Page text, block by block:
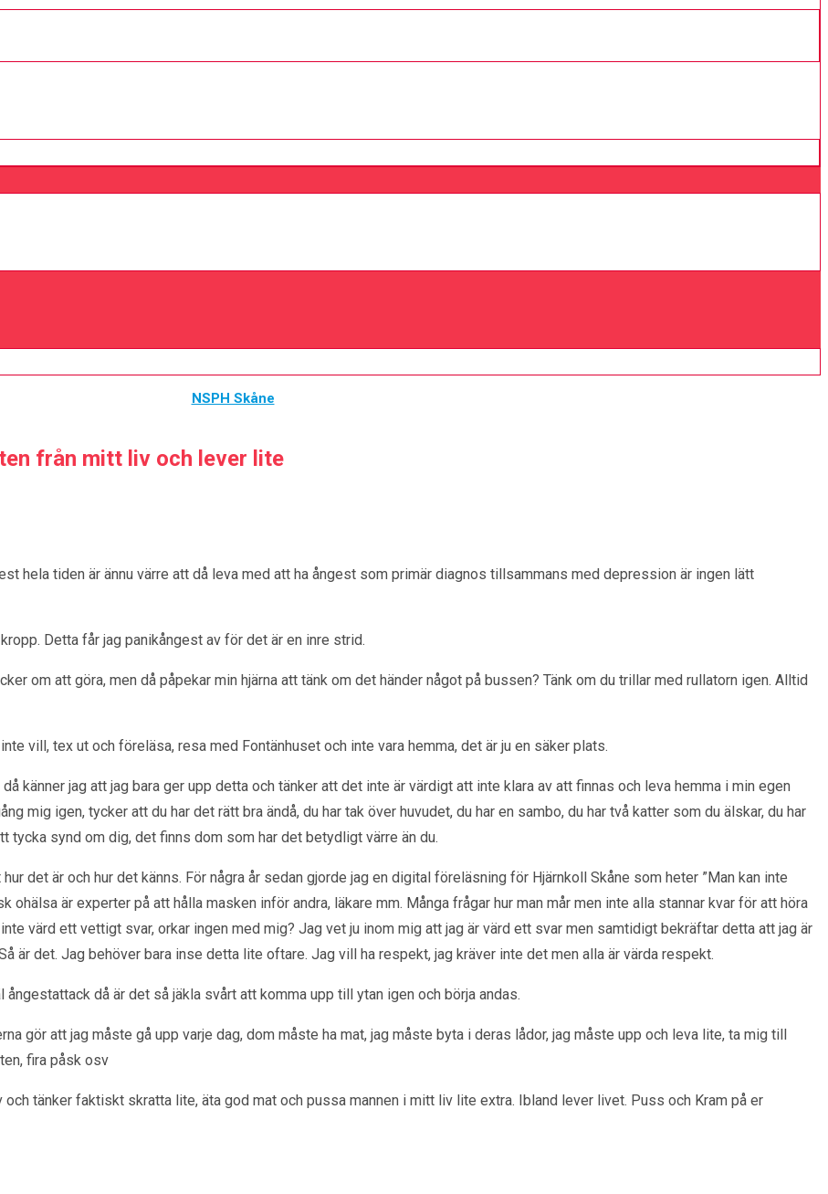
NSPH Skåne
från mitt liv och lever lite
hela tiden är ännu värre att då leva med att ha ångest som primär diagnos tillsammans med depression är ingen lätt
Detta får jag panikångest av för det är en inre strid.
om att göra, men då påpekar min hjärna att tänk om det händer något på bussen? Tänk om du trillar med rullatorn igen. Alltid
vill, tex ut och föreläsa, resa med Fontänhuset och inte vara hemma, det är ju en säker plats.
känner jag att jag bara ger upp detta och tänker att det inte är värdigt att inte klara av att finnas och leva hemma i min egen
mig igen, tycker att du har det rätt bra ändå, du har tak över huvudet, du har en sambo, du har två katter som du älskar, du har
tycka synd om dig, det finns dom som har det betydligt värre än du.
det är och hur det känns. För några år sedan gjorde jag en digital föreläsning för Hjärnkoll Skåne som heter ”Man kan inte
är experter på att hålla masken inför andra, läkare mm. Många frågar hur man mår men inte alla stannar kvar för att höra
värd ett vettigt svar, orkar ingen med mig? Jag vet ju inom mig att jag är värd ett svar men samtidigt bekräftar detta att jag är
är det. Jag behöver bara inse detta lite oftare. Jag vill ha respekt, jag kräver inte det men alla är värda respekt.
då är det så jäkla svårt att komma upp till ytan igen och börja andas.
gör att jag måste gå upp varje dag, dom måste ha mat, jag måste byta i deras lådor, jag måste upp och leva lite, ta mig till
fira påsk osv
tänker faktiskt skratta lite, äta god mat och pussa mannen i mitt liv lite extra. Ibland lever livet. Puss och Kram på er